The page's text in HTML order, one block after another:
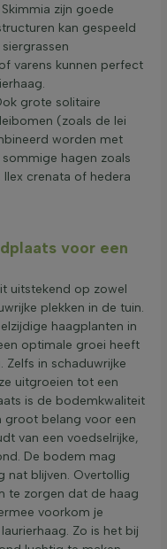
zijn goede
kan gespeeld
varens kunnen perfect
grote solitaire
(zoals de lei
worden met
hagen zoals
crenata of hedera
voor een
uitstekend op zowel
plekken in de tuin.
haagplanten in
optimale groei heeft
Zelfs in schaduwrijke
uitgroeien tot een
is de bodemkwaliteit
groot belang voor een
van een voedselrijke,
De bodem mag
nat blijven. Overtollig
te zorgen dat de haag
voorkom je
Zo is het bij